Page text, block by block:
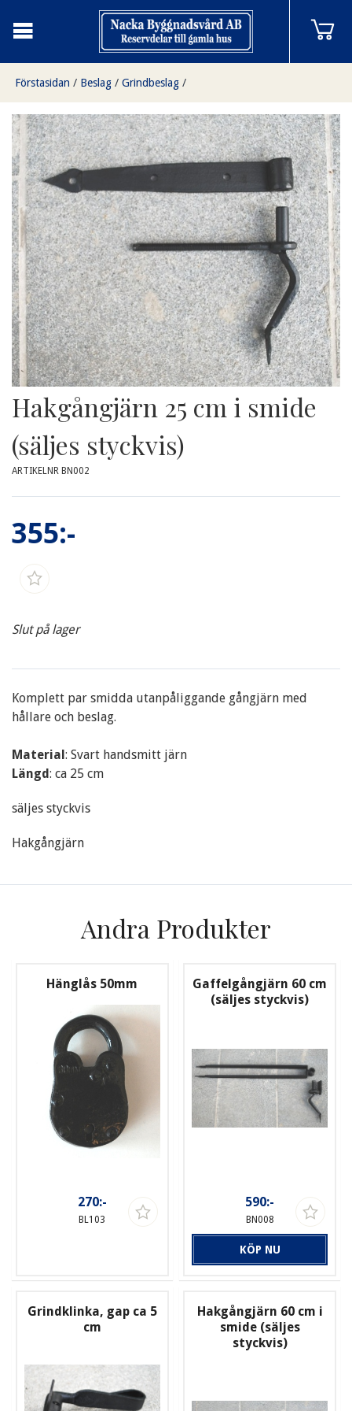
Förstasidan / Beslag / Grindbeslag /
Hakgångjärn 25 cm i smide (säljes styckvis)
Hakgångjärn 25 cm i smide
(säljes styckvis)
ARTIKELNR BN002
355:-
Slut på lager
Komplett par smidda utanpåliggande gångjärn med
hållare och beslag.
Material: Svart handsmitt järn
Längd: ca 25 cm
säljes styckvis
Hakgångjärn
Andra Produkter
Hänglås 50mm
270:-
BL103
Gaffelgångjärn 60 cm
(säljes styckvis)
590:-
BN008
KÖP NU
Grindklinka, gap ca 5
cm
Hakgångjärn 60 cm i
smide (säljes
styckvis)